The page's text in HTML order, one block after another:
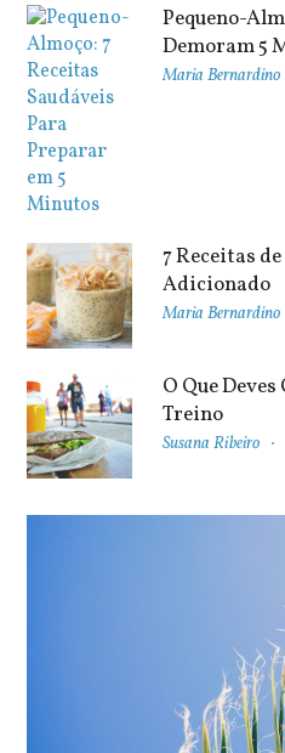
Pequeno-
Demoram 5
Maria Bernardino
7 Receitas
Adicionado
Maria Bernardino
O Que
Treino
Susana Ribeiro